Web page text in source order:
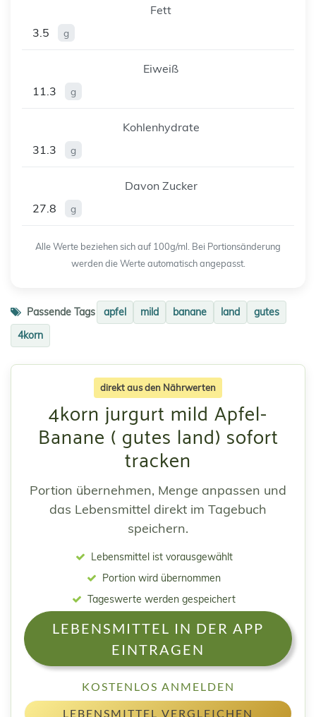
Fett
3.5
g
Eiweiß
11.3
g
Kohlenhydrate
31.3
g
Davon Zucker
27.8
g
Alle Werte beziehen sich auf 100g/ml. Bei Portionsänderung
werden die Werte automatisch angepasst.
Passende Tags apfel mild banane land
gutes
4korn
direkt aus den Nährwerten
4korn jurgurt mild Apfel-
Banane ( gutes land) sofort
tracken
Portion übernehmen, Menge anpassen und
das Lebensmittel direkt im Tagebuch
speichern.
Lebensmittel ist vorausgewählt
Portion wird übernommen
Tageswerte werden gespeichert
LEBENSMITTEL IN DER APP
EINTRAGEN
KOSTENLOS ANMELDEN
LEBENSMITTEL VERGLEICHEN